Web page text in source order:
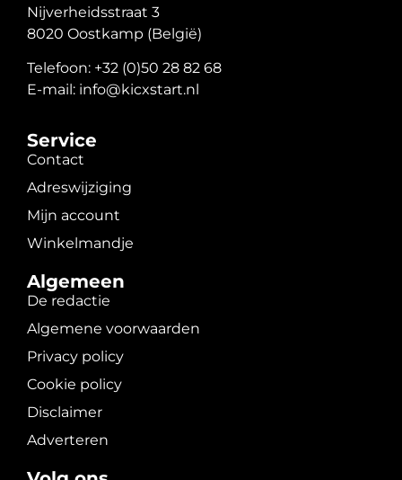
Nijverheidsstraat 3
8020 Oostkamp (België)
Telefoon: +32 (0)50 28 82 68
E-mail: info@kicxstart.nl
Service
Contact
Adreswijziging
Mijn account
Winkelmandje
Algemeen
De redactie
Algemene voorwaarden
Privacy policy
Cookie policy
Disclaimer
Adverteren